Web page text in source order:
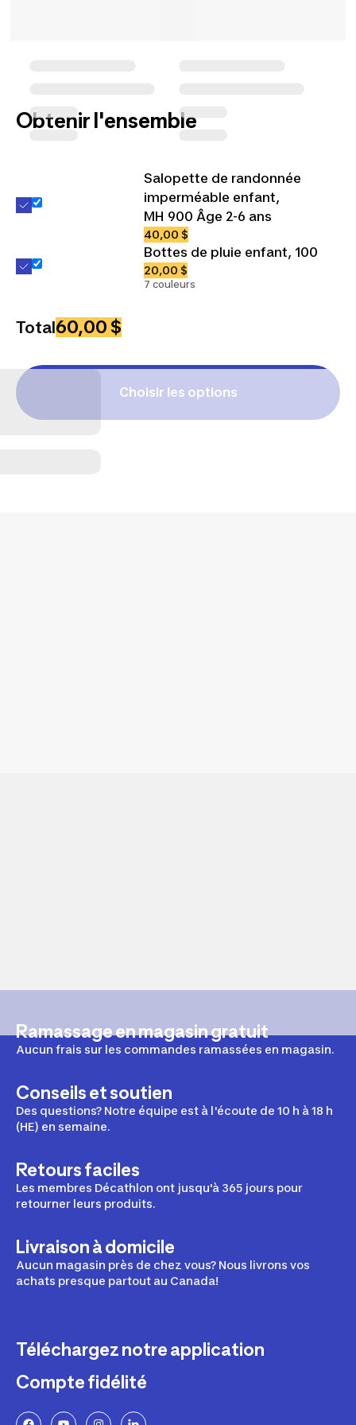
Obtenir l'ensemble
Salopette de randonnée
imperméable enfant,
MH 900 Âge 2-6 ans
40,00 $
Bottes de pluie enfant, 100
20,00 $
7 couleurs
Total60,00 $
Choisir les options
Ramassage en magasin gratuit
Aucun frais sur les commandes ramassées en magasin.
Conseils et soutien
Des questions? Notre équipe est à l'écoute de 10 h à 18 h
(HE) en semaine.
Retours faciles
Les membres Décathlon ont jusqu'à 365 jours pour
retourner leurs produits.
Livraison à domicile
Aucun magasin près de chez vous? Nous livrons vos
achats presque partout au Canada!
Téléchargez notre application
Compte fidélité